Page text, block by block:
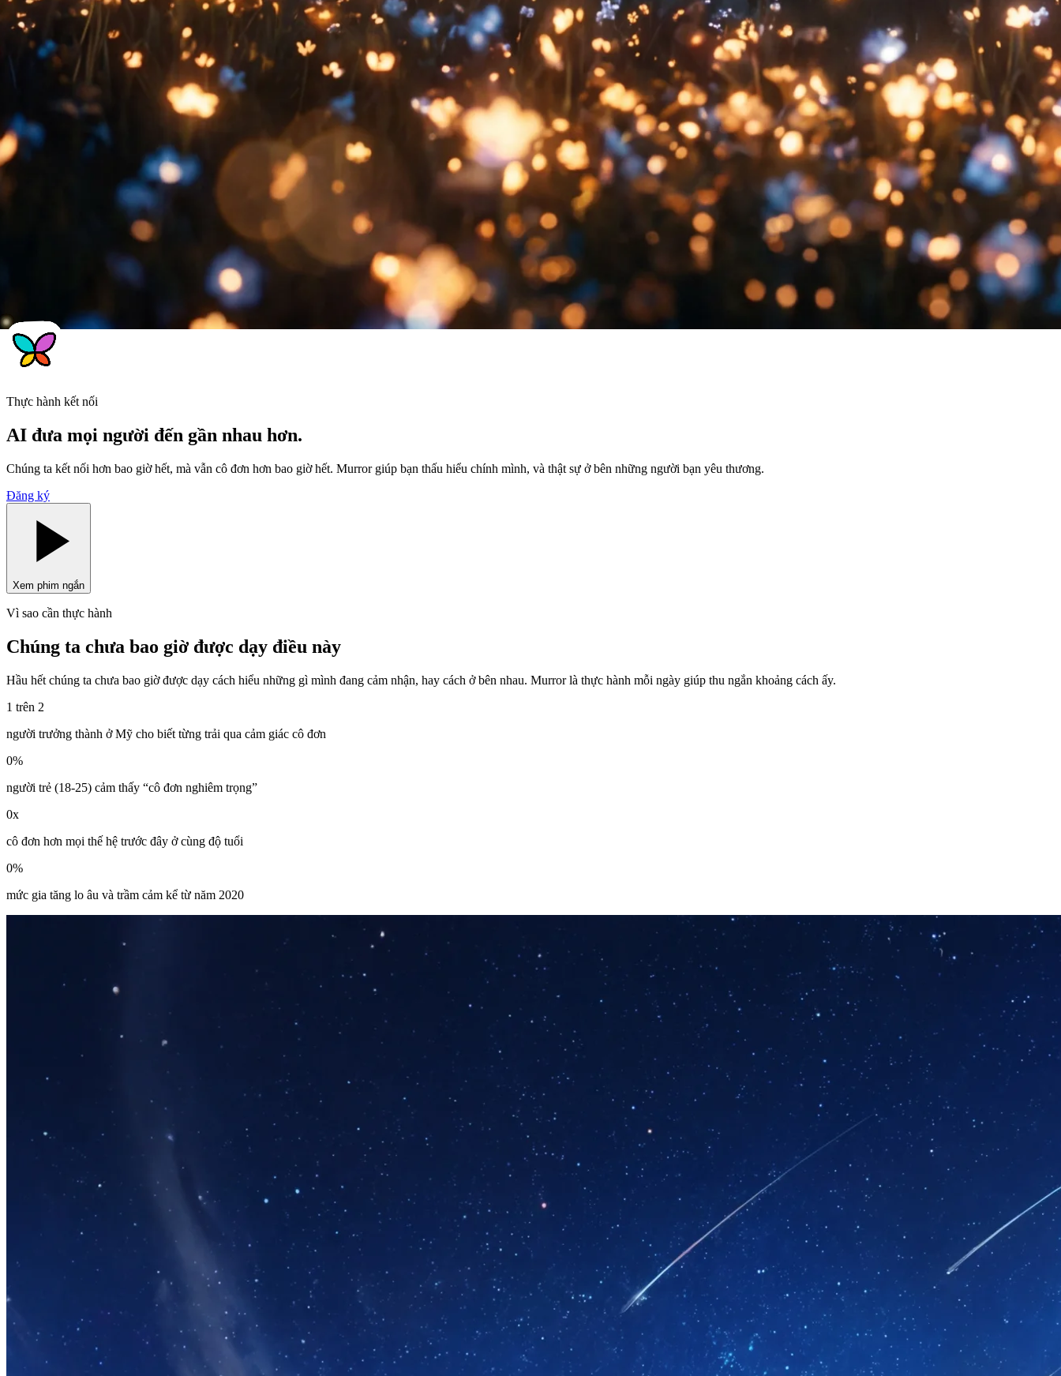
Thực hành kết nối
AI đưa mọi người đến gần nhau hơn.
Chúng ta kết nối hơn bao giờ hết, mà vẫn cô đơn hơn bao giờ hết. Murror giúp bạn thấu hiểu chính mình, và thật sự ở bên những người bạn yêu thương.
Đăng ký
Xem phim ngắn
Vì sao cần thực hành
Chúng ta chưa bao giờ được dạy điều này
Hầu hết chúng ta chưa bao giờ được dạy cách hiểu những gì mình đang cảm nhận, hay cách ở bên nhau. Murror là thực hành mỗi ngày giúp thu ngắn khoảng cách ấy.
1 trên 2
người trưởng thành ở Mỹ cho biết từng trải qua cảm giác cô đơn
0%
người trẻ (18-25) cảm thấy “cô đơn nghiêm trọng”
0x
cô đơn hơn mọi thế hệ trước đây ở cùng độ tuổi
0%
mức gia tăng lo âu và trầm cảm kể từ năm 2020